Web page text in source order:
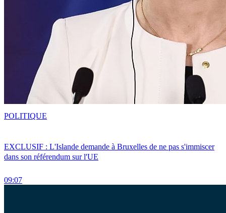
EXCLUSIF : L'Islande demande à Bruxelles de ne pas s'immiscer
dans son référendum sur l'UE
09:07
POLITIQUE